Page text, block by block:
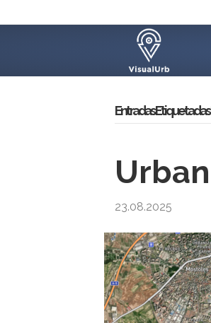
Entradas Etiquetadas
23.08.2025